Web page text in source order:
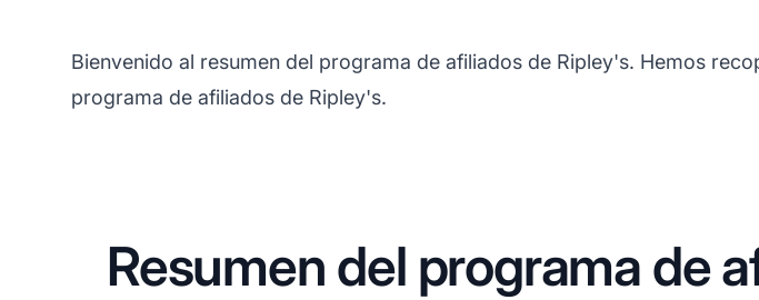
Bienvenido al resumen del programa de afiliados de Ripley's. Hemos
programa de afiliados de Ripley's.
Resumen del programa de